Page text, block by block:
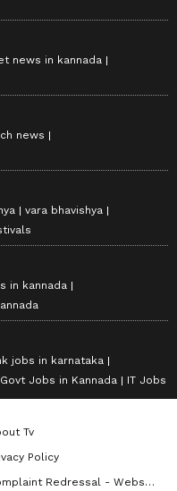
news in kannada
news
vara bhavishya
in kannada
jobs in karnataka
Jobs in Kannada IT Jobs
Tv
Policy
Redressal - Website